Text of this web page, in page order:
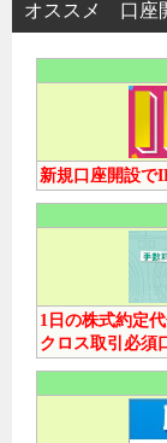
オススメ 口座
新規口座開設で
1日の株式約定
クロス取引必須